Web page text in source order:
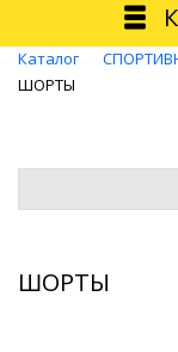
Каталог
ШОРТЫ
ШОРТЫ